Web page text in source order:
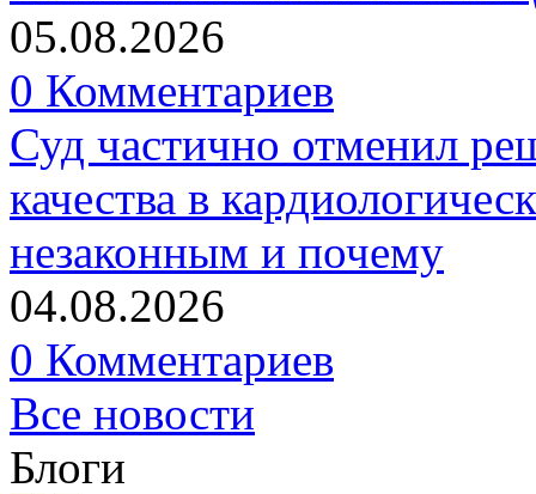
05.08.2026
0 Комментариев
Суд частично отменил
качества в
незаконным и почему
04.08.2026
0 Комментариев
Все новости
Блоги